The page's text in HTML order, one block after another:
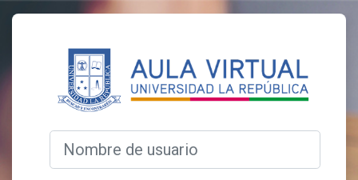
Salta al contenido principal
Entrar a Pregrado -